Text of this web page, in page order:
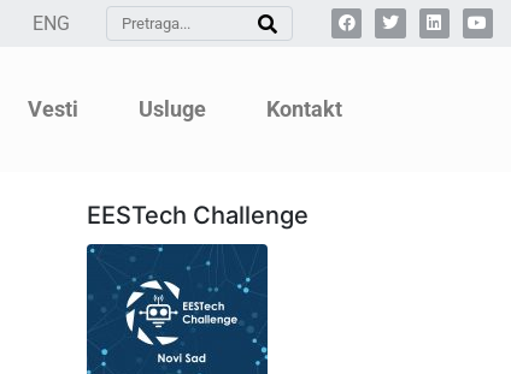
ENG
Vesti Usluge Kontakt
EESTech Challenge